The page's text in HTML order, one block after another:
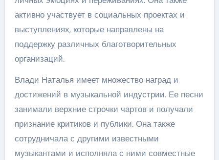
активно участвует в социальных проектах и
выступлениях, которые направлены на
поддержку различных благотворительных
организаций.
Влади Наталья имеет множество наград и
достижений в музыкальной индустрии. Ее песни
занимали верхние строчки чартов и получали
признание критиков и публики. Она также
сотрудничала с другими известными
музыкантами и исполняла с ними совместные